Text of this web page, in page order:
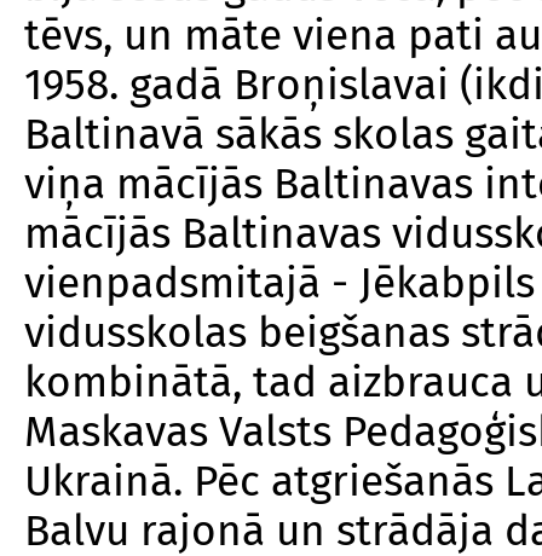
tēvs, un māte viena pati
1958. gadā Broņislavai
Baltinavā sākās skolas
viņa mācījās Baltinavas
mācījās Baltinavas
vienpadsmitajā -
vidusskolas beigšanas
kombinātā, tad aizbrauca
Maskavas Valsts
Ukrainā. Pēc atgriešanās
Balvu rajonā un strādāja